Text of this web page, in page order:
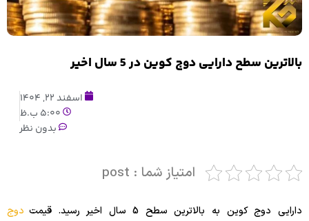
بالاترین سطح دارایی دوج کوین در 5 سال اخیر
اسفند 22, 1404
5:00 ب.ظ
بدون نظر
امتیاز شما : post
دارایی دوج کوین به بالاترین سطح 5 سال اخیر رسید. قیمت
دوج